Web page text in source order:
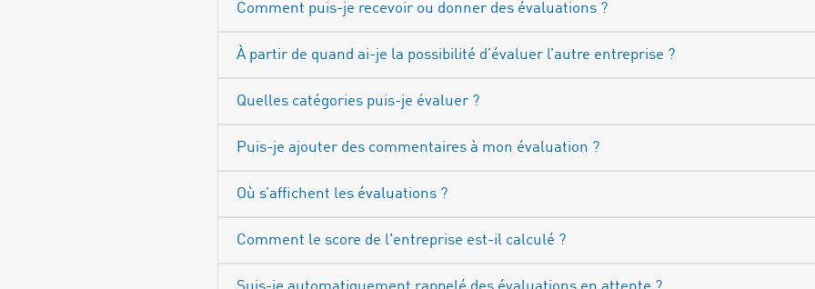
Comment puis-je recevoir ou donner des évaluations ?
À partir de quand ai-je la possibilité d’évaluer l’autre entreprise ?
Quelles catégories puis-je évaluer ?
Puis-je ajouter des commentaires à mon évaluation ?
Où s’affichent les évaluations ?
Comment le score de l'entreprise est-il calculé ?